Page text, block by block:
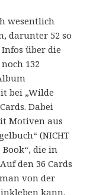
wesentlich
darunter 52 so
über die
132
bei „Wilde
Dabei
Motiven aus
(NICHT
die in
den 36 Cards
von der
kann.